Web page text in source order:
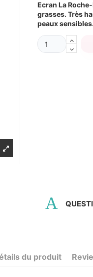
Ecran La
grasses. Très
peaux sensibles.
du produit